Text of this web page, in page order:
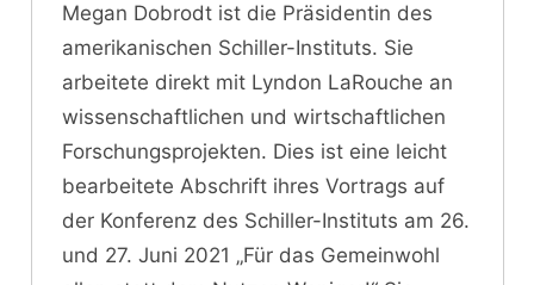
Megan Dobrodt ist die Präsidentin des
amerikanischen Schiller-Instituts. Sie
arbeitete direkt mit Lyndon LaRouche an
wissenschaftlichen und wirtschaftlichen
Forschungsprojekten. Dies ist eine leicht
bearbeitete Abschrift ihres Vortrags auf
der Konferenz des Schiller-Instituts am 26.
und 27. Juni 2021 „Für das Gemeinwohl